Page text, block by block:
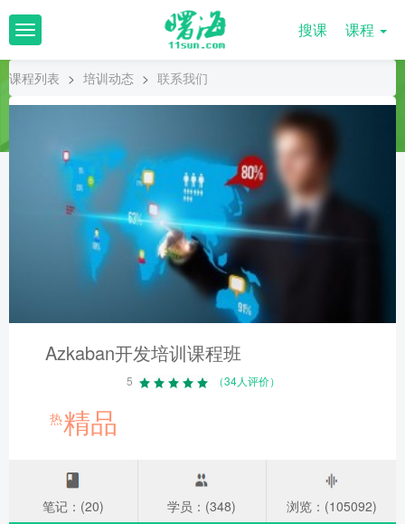
T
o
g
l
搜课 课程
课程列表 > 培训动态 > 联系我们
Azkaban开发培训课程班
5 （34人评价）
热精品
笔记：(20) 学员：(348) 浏览：(105092)